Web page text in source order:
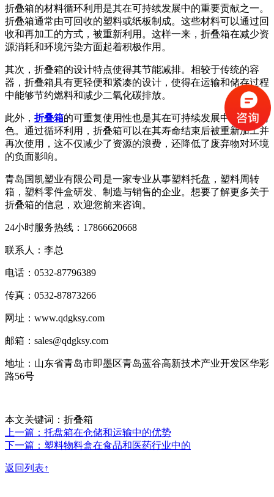
折叠箱的材料循环利用是其在可持续发展中的重要贡献之一。
折叠箱通常由可回收的塑料或纸板制成。这些材料可以通过回
收和再加工的方式，被重新利用。这样一来，折叠箱在减少资
源消耗和环境污染方面起着积极作用。
其次，折叠箱的设计特点使得其节能减排。相较于传统的容
器，折叠箱具有更轻便和紧凑的设计，使得在运输和储存过程
中能够节约燃料和减少二氧化碳排放。
此外， 折叠箱的可重复使用性也是其在可持续发展中的重要角
色。通过循环利用，折叠箱可以在其寿命结束后被重新加工并
再次使用，这不仅减少了资源的浪费，还降低了废弃物对环境
的负面影响。
青岛国凯塑业有限公司是一家专业从事塑料托盘，塑料周转
箱，塑料零件盒研发、制造与销售的企业。想要了解更多关于
折叠箱的信息，欢迎您前来咨询。
24小时服务热线：17866620668
联系人：李总
电话：0532-87796389
传真：0532-87873266
网址：www.qdgksy.com
邮箱：sales@qdgksy.com
地址：山东省青岛市即墨区青岛蓝谷高新技术产业开发区华彩
路56号
本文关键词：折叠箱
上一篇：托盘箱在仓储和运输中的优势
下一篇：塑料物料盒在食品和医药行业中的
返回列表↑